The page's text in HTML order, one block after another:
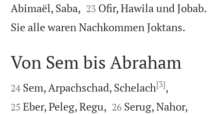
Abimaël, Saba, 

23 Ofir, Hawila und Jobab.
Sie alle waren Nachkommen Joktans.

Von Sem bis Abraham

24 Sem, Arpachschad, Schelach[3],
25 Eber, Peleg, Regu, 

26 Serug, Nahor,